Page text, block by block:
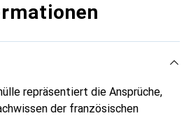
repräsentiert die Ansprüche,
der französischen